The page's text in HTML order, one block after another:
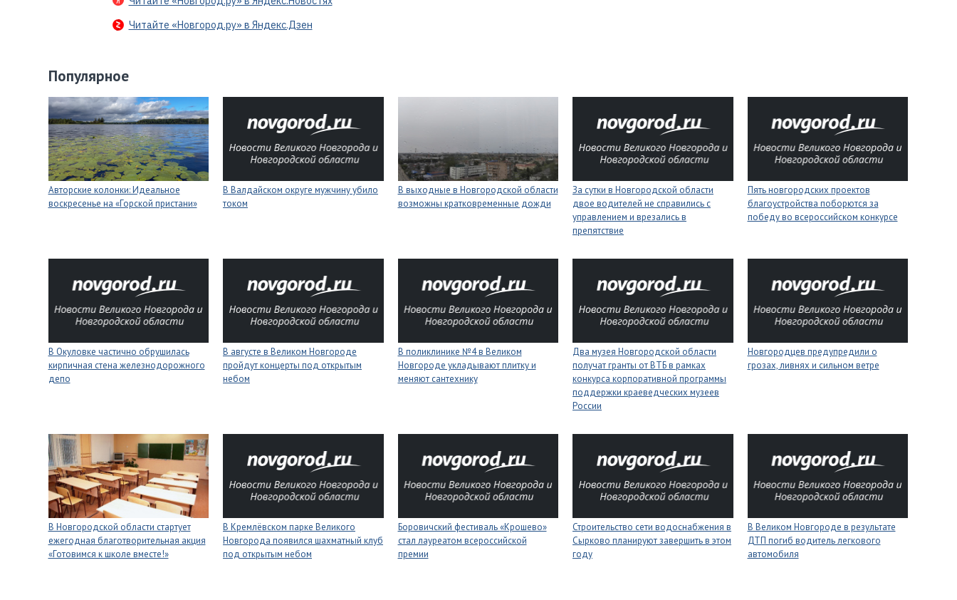
Читайте «Новгород.ру» в Яндекс.Дзен
Популярное
Авторские колонки: Идеальное
воскресенье на «Горской пристани»
В Валдайском округе мужчину убило
током
В выходные в Новгородской области
возможны кратковременные дожди
За сутки в Новгородской области
двое водителей не справились с
управлением и врезались в
препятствие
Пять новгородских проектов
благоустройства поборются за
победу во всероссийском конкурсе
В Окуловке частично обрушилась
кирпичная стена железнодорожного
депо
В августе в Великом Новгороде
пройдут концерты под открытым
небом
В поликлинике №4 в Великом
Новгороде укладывают плитку и
меняют сантехнику
Два музея Новгородской области
получат гранты от ВТБ в рамках
конкурса корпоративной программы
поддержки краеведческих музеев
России
Новгородцев предупредили о
грозах, ливнях и сильном ветре
В Новгородской области стартует
ежегодная благотворительная акция
«Готовимся к школе вместе!»
В Кремлёвском парке Великого
Новгорода появился шахматный клуб
под открытым небом
Боровичский фестиваль «Крошево»
стал лауреатом всероссийской
премии
Строительство сети водоснабжения в
Сырково планируют завершить в этом
году
В Великом Новгороде в результате
ДТП погиб водитель легкового
автомобиля